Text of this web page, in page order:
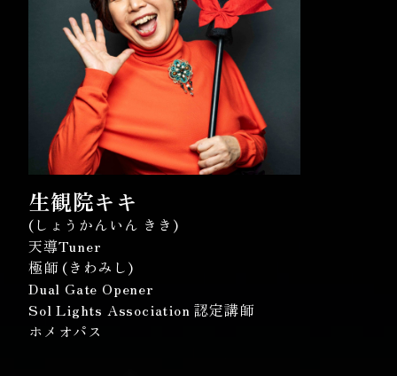
生観院キキ
(しょうかんいん きき)
天導Tuner
極師 (きわみし)
Dual Gate Opener
Sol Lights Association 認定講師
ホメオパス